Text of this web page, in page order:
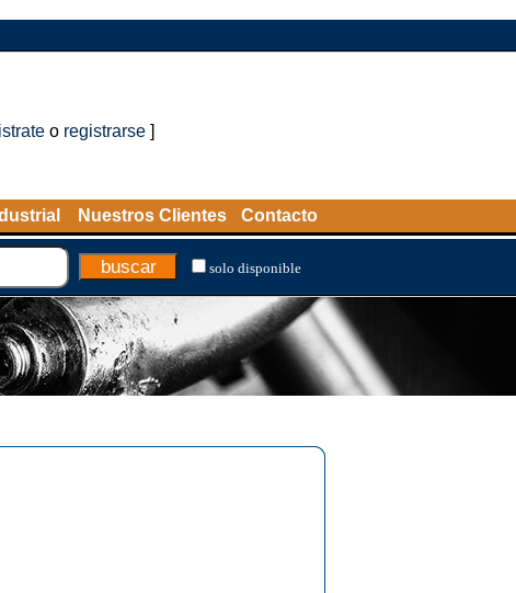
o registrarse]
Nuestros Clientes Contacto
solo disponible